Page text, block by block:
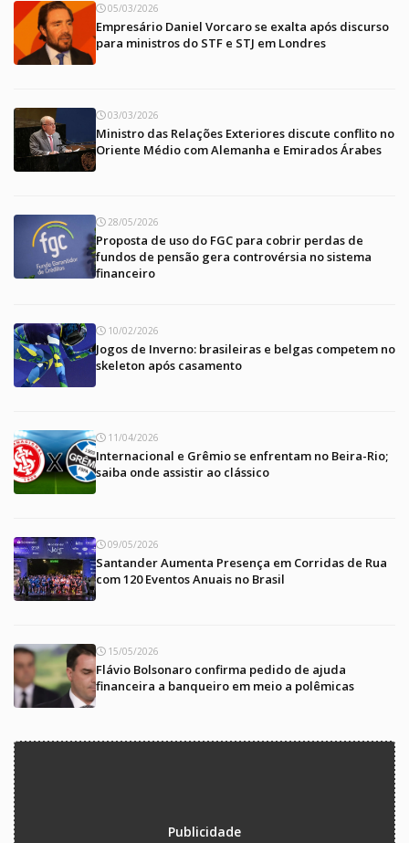
05/03/2026
Empresário Daniel Vorcaro se exalta após discurso
para ministros do STF e STJ em Londres
03/03/2026
Ministro das Relações Exteriores discute conflito no
Oriente Médio com Alemanha e Emirados Árabes
28/05/2026
Proposta de uso do FGC para cobrir perdas de
fundos de pensão gera controvérsia no sistema
financeiro
10/02/2026
Jogos de Inverno: brasileiras e belgas competem no
skeleton após casamento
11/04/2026
Internacional e Grêmio se enfrentam no Beira-Rio;
saiba onde assistir ao clássico
09/05/2026
Santander Aumenta Presença em Corridas de Rua
com 120 Eventos Anuais no Brasil
15/05/2026
Flávio Bolsonaro confirma pedido de ajuda
financeira a banqueiro em meio a polêmicas
Publicidade